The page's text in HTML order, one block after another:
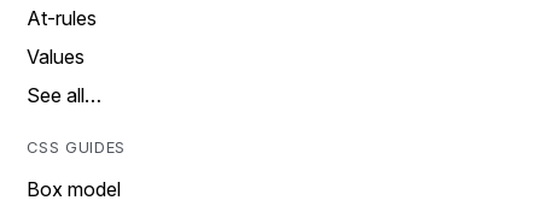
At-rules
Values
See all…
CSS GUIDES
Box model